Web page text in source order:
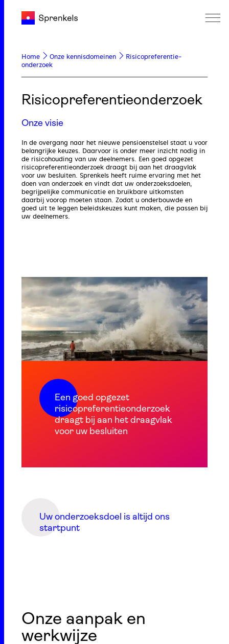
Home Onze kennisdomeinen
Risicopreferentie­
onderzoek
Risicopreferentie­onderzoek
Onze visie
In de overgang naar het nieuwe pensioenstelsel staat u voor
belangrijke keuzes. Daarvoor is onder meer inzicht nodig in
de risicohouding van uw deelnemers. Een goed opgezet
risicopreferentieonderzoek draagt bij aan het draagvlak
voor uw besluiten. Sprenkels heeft ruime ervaring met het
doen van onderzoek en vindt dat uw onderzoeksdoelen,
begrijpelijke communicatie en bruikbare uitkomsten
daarbij voorop moeten staan. Zodat u onderbouwde en
goed uit te leggen beleidskeuzes kunt maken, die passen bij
uw deelnemers.
Een goed opgezet
risicopreferentieonderzoek
draagt bij aan het draagvlak
voor uw besluiten
Uw onderzoeksdoel is altijd ons
startpunt
Onze aanpak en
werkwijze